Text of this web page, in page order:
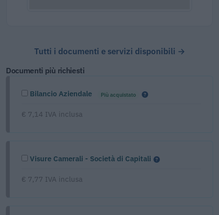
Tutti i documenti e servizi disponibili →
Documenti più richiesti
Bilancio Aziendale Più acquistato
€ 7,14 IVA inclusa
Visure Camerali - Società di Capitali
€ 7,77 IVA inclusa